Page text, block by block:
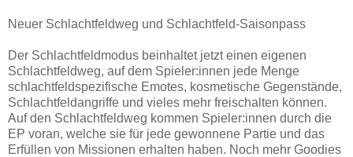
Neuer Schlachtfeldweg und Schlachtfeld-Saisonpass
Der Schlachtfeldmodus beinhaltet jetzt einen eigenen
Schlachtfeldweg, auf dem Spieler:innen jede Menge
schlachtfeldspezifische Emotes, kosmetische Gegenstände,
Schlachtfeldangriffe und vieles mehr freischalten können.
Auf den Schlachtfeldweg kommen Spieler:innen durch die
EP voran, welche sie für jede gewonnene Partie und das
Erfüllen von Missionen erhalten haben. Noch mehr Goodies